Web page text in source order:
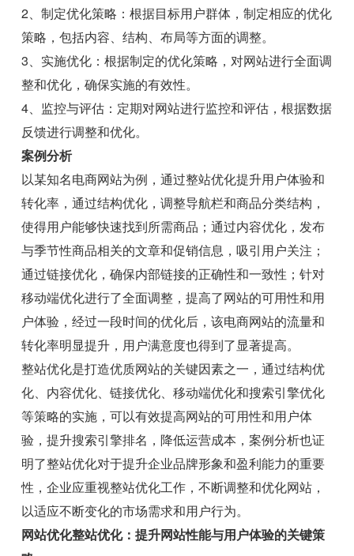
2、制定优化策略：根据目标用户群体，制定相应的优化
策略，包括内容、结构、布局等方面的调整。
3、实施优化：根据制定的优化策略，对网站进行全面调
整和优化，确保实施的有效性。
4、监控与评估：定期对网站进行监控和评估，根据数据
反馈进行调整和优化。
案例分析
以某知名电商网站为例，通过整站优化提升用户体验和
转化率，通过结构优化，调整导航栏和商品分类结构，
使得用户能够快速找到所需商品；通过内容优化，发布
与季节性商品相关的文章和促销信息，吸引用户关注；
通过链接优化，确保内部链接的正确性和一致性；针对
移动端优化进行了全面调整，提高了网站的可用性和用
户体验，经过一段时间的优化后，该电商网站的流量和
转化率明显提升，用户满意度也得到了显著提高。
整站优化是打造优质网站的关键因素之一，通过结构优
化、内容优化、链接优化、移动端优化和搜索引擎优化
等策略的实施，可以有效提高网站的可用性和用户体
验，提升搜索引擎排名，降低运营成本，案例分析也证
明了整站优化对于提升企业品牌形象和盈利能力的重要
性，企业应重视整站优化工作，不断调整和优化网站，
以适应不断变化的市场需求和用户行为。
网站优化整站优化：提升网站性能与用户体验的关键策